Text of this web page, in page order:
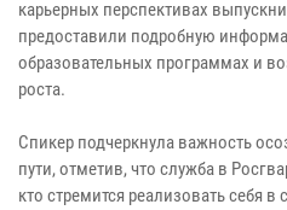
карьерных перспективах
предоставили подробную
образовательных программах и
роста.
Спикер подчеркнула важность
пути, отметив, что служба в
кто стремится реализовать себя